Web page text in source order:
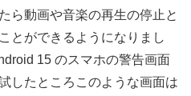
ら動画や音楽の再生の停止と
とができるようになりまし
15 のスマホの警告画面
したところこのような画面は